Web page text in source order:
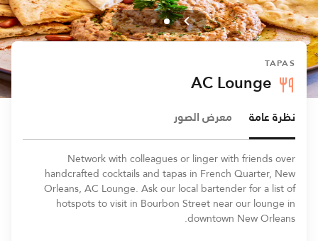
TAPAS
AC Lounge
نظرة عامة معرض الصور
Network with colleagues or linger with friends over
handcrafted cocktails and tapas in French Quarter, New
Orleans, AC Lounge. Ask our local bartender for a list of
hotspots to visit in Bourbon Street near our lounge in
downtown New Orleans.